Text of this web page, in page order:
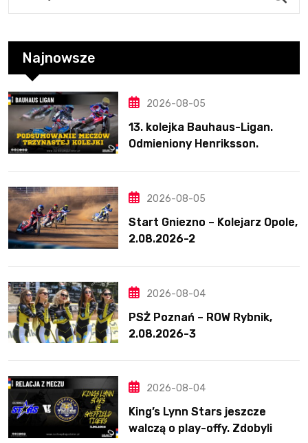
Najnowsze
2026-08-05
13. kolejka Bauhaus-Ligan.
Odmieniony Henriksson.
2026-08-05
Start Gniezno – Kolejarz Opole,
2.08.2026-2
2026-08-04
PSŻ Poznań – ROW Rybnik,
2.08.2026-3
2026-08-04
King’s Lynn Stars jeszcze
walczą o play-offy. Zdobyli